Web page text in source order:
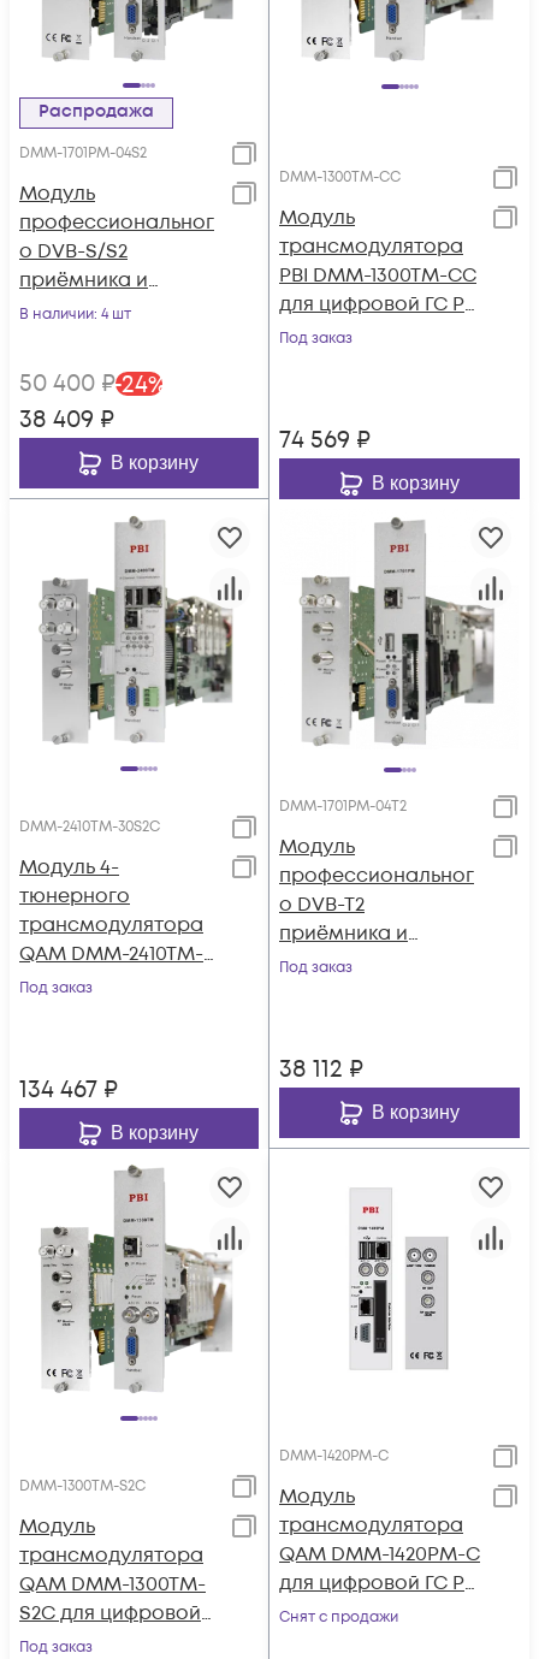
Распродажа
DMM-1701PM-04S2
Модуль
профессиональног
о DVB-S/S2
приёмника и
двойного
модулятора PBI
DMM-1701PM-04S2
В наличии: 4 шт
50 400 ₽-24%
38 409 ₽
В корзину
DMM-1300TM-CC
Модуль
трансмодулятора
PBI DMM-1300TM-CC
для цифровой ГС PBI
DMM-1000
Под заказ
74 569 ₽
В корзину
DMM-2410TM-30S2C
Модуль 4-
тюнерного
трансмодулятора
QAM DMM-2410TM-
30S2C на 4 DVB-C
Под заказ
134 467 ₽
В корзину
DMM-1701PM-04T2
Модуль
профессиональног
о DVB-T2
приёмника и
двойного
Под заказ
38 112 ₽
В корзину
DMM-1300TM-S2C
Модуль
трансмодулятора
QAM DMM-1300TM-
S2C для цифровой
ГС PBI DMM-1000
Под заказ
DMM-1420PM-C
Модуль
трансмодулятора
QAM DMM-1420PM-C
для цифровой ГС PBI
DMM-1000
Снят с продажи